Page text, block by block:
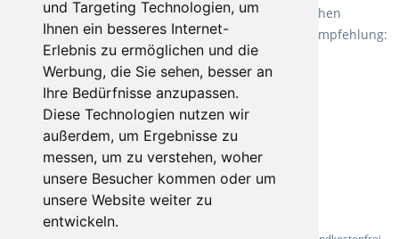
und Targeting Technologien, um
Ihnen ein besseres Internet-
Erlebnis zu ermöglichen und die
Werbung, die Sie sehen, besser an
Ihre Bedürfnisse anzupassen.
Diese Technologien nutzen wir
außerdem, um Ergebnisse zu
messen, um zu verstehen, woher
unsere Besucher kommen oder um
unsere Website weiter zu
entwickeln.
60cm. Vor allem in Schlafzimmern aufgrund der weichen
Oberfläche ein sehr beliebter Zusatzboden. Unsere Empfehlung:
Fletco Fluffy und Fletco Hermelin